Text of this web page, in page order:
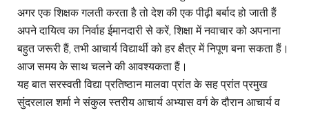
अगर एक शिक्षक गलती करता है तो देश की एक पीढ़ी बर्बाद हो जाती हैं
अपने दायित्व का निर्वाह ईमानदारी से करें, शिक्षा में नवाचार को अपनाना
बहुत जरूरी हैं, तभी आचार्य विद्यार्थी को हर क्षैत्र में निपूण बना सकता हैं।
आज समय के साथ चलने की आवश्यकता हैं।
यह बात सरस्वती विद्या प्रतिष्ठान मालवा प्रांत के सह प्रांत प्रमुख
सुंदरलाल शर्मा ने संकुल स्तरीय आचार्य अभ्यास वर्ग के दौरान आचार्य व